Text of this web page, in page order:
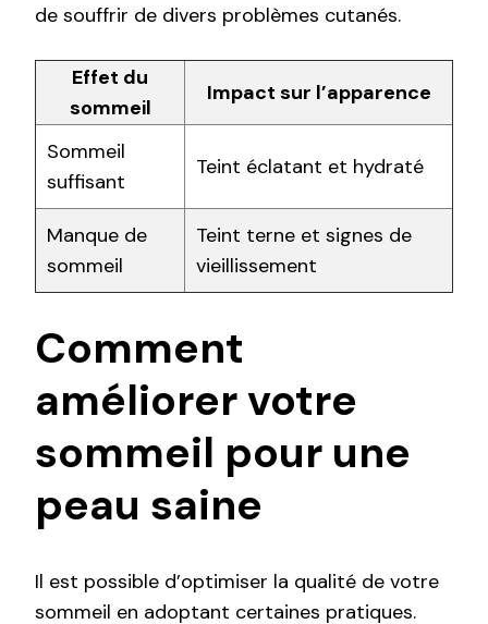
de souffrir de divers problèmes cutanés.
Effet du
sommeil
Impact sur l’apparence
Sommeil
suffisant
Teint éclatant et hydraté
Manque de
sommeil
Teint terne et signes de
vieillissement
Comment
améliorer votre
sommeil pour une
peau saine
Il est possible d’optimiser la qualité de votre
sommeil en adoptant certaines pratiques.